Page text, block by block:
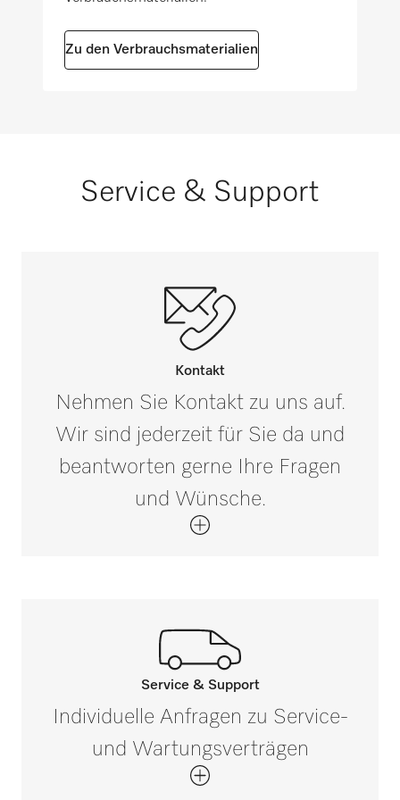
Zu den Verbrauchsmaterialien
Service & Support
Kontakt
Nehmen Sie Kontakt zu uns auf.
Wir sind jederzeit für Sie da und
beantworten gerne Ihre Fragen
und Wünsche.
Rufen Sie unsere Experten an.
Wenn Sie Fragen haben oder weitere
Informationen benötigen, kontaktieren Sie
uns bitte unter 0 52 41 22 44 644*
Service & Support
Individuelle Anfragen zu Service-
und Wartungsverträgen